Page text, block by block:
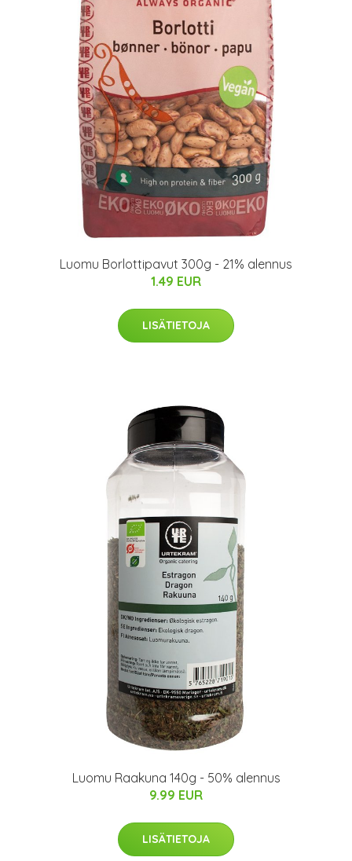
Luomu Borlottipavut 300g - 21% alennus
1.49 EUR
LISÄTIETOJA
Luomu Raakuna 140g - 50% alennus
9.99 EUR
LISÄTIETOJA